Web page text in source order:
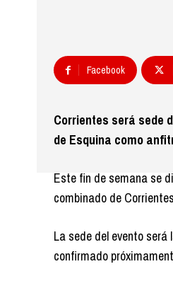
Facebook
Corrientes será sede
de Esquina como
Este fin de semana se
combinado de
La sede del evento
confirmado